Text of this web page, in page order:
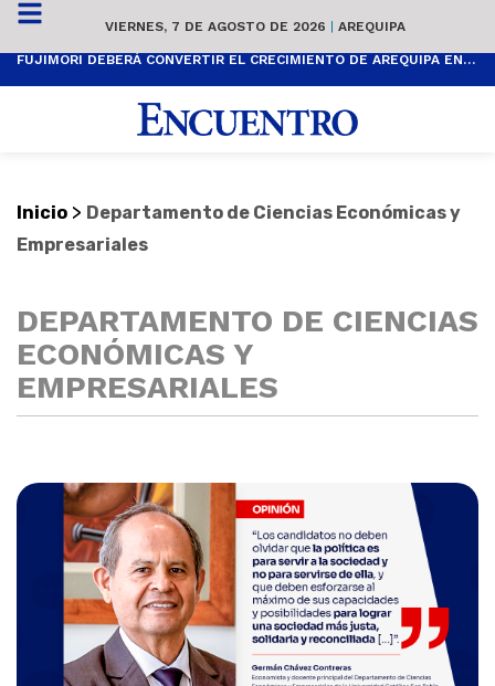
VIERNES, 7 DE AGOSTO DE 2026 | AREQUIPA
FUJIMORI DEBERÁ CONVERTIR EL CRECIMIENTO DE AREQUIPA EN BIENESTAR SOCIAL
Inicio > Departamento de Ciencias Económicas y
Empresariales
DEPARTAMENTO DE CIENCIAS
ECONÓMICAS Y
EMPRESARIALES